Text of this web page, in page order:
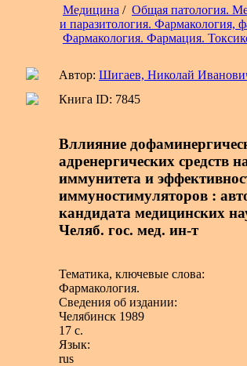
Медицина / Общая патология.
и паразитология. Фармакология,
Фармакология. Фармация.
Автор: Шигаев, Николай
Книга ID: 7845
Вллияние
адренергических средств
иммунитета и
иммуностимуляторов :
кандидата медицинских
Челяб. гос. мед. ин-т
Тематика, ключевые слова:
Фармакология.
Сведения об издании:
Челябинск 1989
17 с.
Язык:
rus